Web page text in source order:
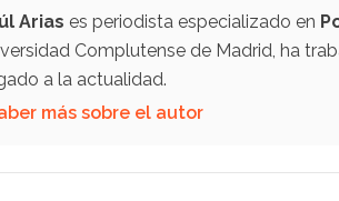
Arias es periodista especializado en
Complutense de Madrid, ha
a la actualidad.
más sobre el autor